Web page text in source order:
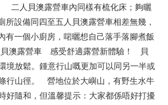
二人貝澳露營車內同樣有梳化床；夠曬
設備同四至五人貝澳露營車相差無幾，
一個小廚房，啱曬想自己落手落腳煮飯
貝澳露營車 感受舒適露營新體驗！ 貝
境放鬆。鍾意行山嘅更加可以同另一半或
行山徑。 營地位於大嶼山，有野生水牛
好隨和，但溫馨提示：大家都係唔好打擾